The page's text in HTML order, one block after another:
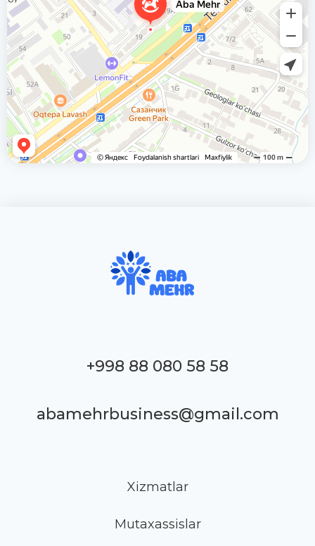
+998 88 080 58 58
abamehrbusiness@gmail.com
Xizmatlar
Mutaxassislar